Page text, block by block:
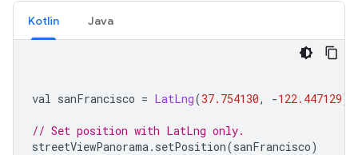
Kotlin Java
val sanFrancisco = LatLng(37.754130, -122.447129)
// Set position with LatLng only.
streetViewPanorama . setPosition(sanFrancisco)